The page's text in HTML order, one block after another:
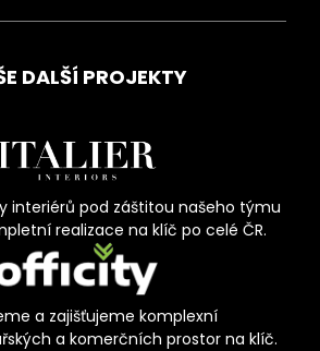
DALŠÍ PROJEKTY
interiérů pod záštitou našeho týmu
realizace na klíč po celé ČR.
a zajišťujeme komplexní
a komerčních prostor na klíč.